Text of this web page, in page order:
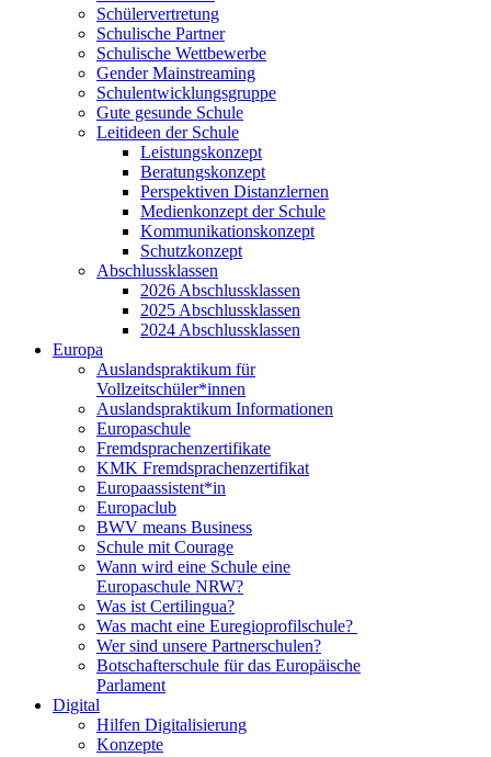
Schülervertretung
Schulische Partner
Schulische Wettbewerbe
Gender Mainstreaming
Schulentwicklungsgruppe
Gute gesunde Schule
Leitideen der Schule
Leistungskonzept
Beratungskonzept
Perspektiven Distanzlernen
Medienkonzept der Schule
Kommunikationskonzept
Schutzkonzept
Abschlussklassen
2026 Abschlussklassen
2025 Abschlussklassen
2024 Abschlussklassen
Europa
Auslandspraktikum für
Vollzeitschüler*innen
Auslandspraktikum Informationen
Europaschule
Fremdsprachenzertifikate
KMK Fremdsprachenzertifikat
Europaassistent*in
Europaclub
BWV means Business
Schule mit Courage
Wann wird eine Schule eine
Europaschule NRW?
Was ist Certilingua?
Was macht eine Euregioprofilschule?
Wer sind unsere Partnerschulen?
Botschafterschule für das Europäische
Parlament
Digital
Hilfen Digitalisierung
Konzepte